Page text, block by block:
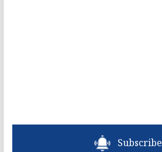
Subscribe